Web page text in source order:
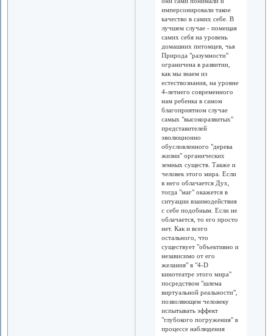
имперсонировали такое
качество в самих себе. В
лучшем случае - помещая
самих себя на уровень
домашних питомцев, чья
Природа "разумности"
ограничена в развитии,
как мы знаем из
естествознания, на уровне
4-летнего современного
нам ребенка в самом
благоприятном случае
самых "высокоразвитых"
представителей
эволюционно
обусловленного "дерева
жизни" органических
земных существ. Также и
человек этого мира. Если
в него облачается Дух,
тогда "маг" окажется в
ситуации взаимодействия
с себе подобным. Если не
облачается, то его просто
нет. Как и всего
остального, что
существует "объективно и
независимо от его
желания" в "4-D
кинотеатре этого мира"
посредством "шлема
виртуальной реальности",
позволяющем человеку
испытывать эффект
"глубокого погружения" в
процессе наблюдения